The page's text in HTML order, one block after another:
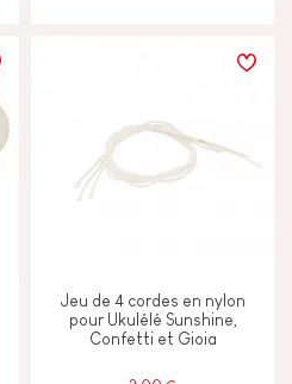
Jeu de 4 cordes en nylon
pour Ukulélé Sunshine,
Confetti et Gioia